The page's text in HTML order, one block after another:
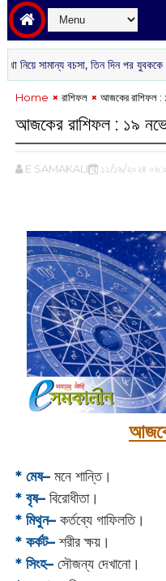
সামান্য বচসা, তিন দিন পর যুবককে
Home রাশিফল আজকের রাশিফল :
আজকের রাশিফল : ১৯
E SAMAKALIN ১১/১৯/২০২৪
* মেষ–মনে শান্তি।
* বৃষ–বিরোধীতা।
* মিথুন–কর্তব্যে গাফিলতি।
* কর্কট–শরীর ক্ষয়।
* সিংহ–সৌজন্য দেখানো।